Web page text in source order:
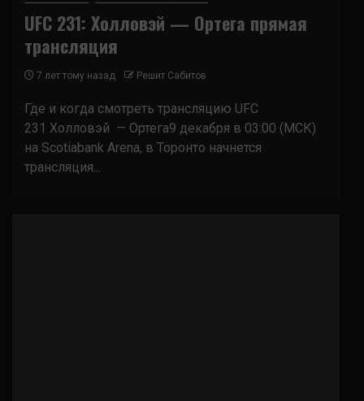
UFC 231: Холловэй — Ортега прямая
трансляция
7 лет тому назад Решит Сабитов
Где и когда смотреть трансляцию UFC
231 Холловэй — Ортега9 декабря в 03:00 (МСК)
на Scotiabank Arena, в Торонто начнется
трансляция...